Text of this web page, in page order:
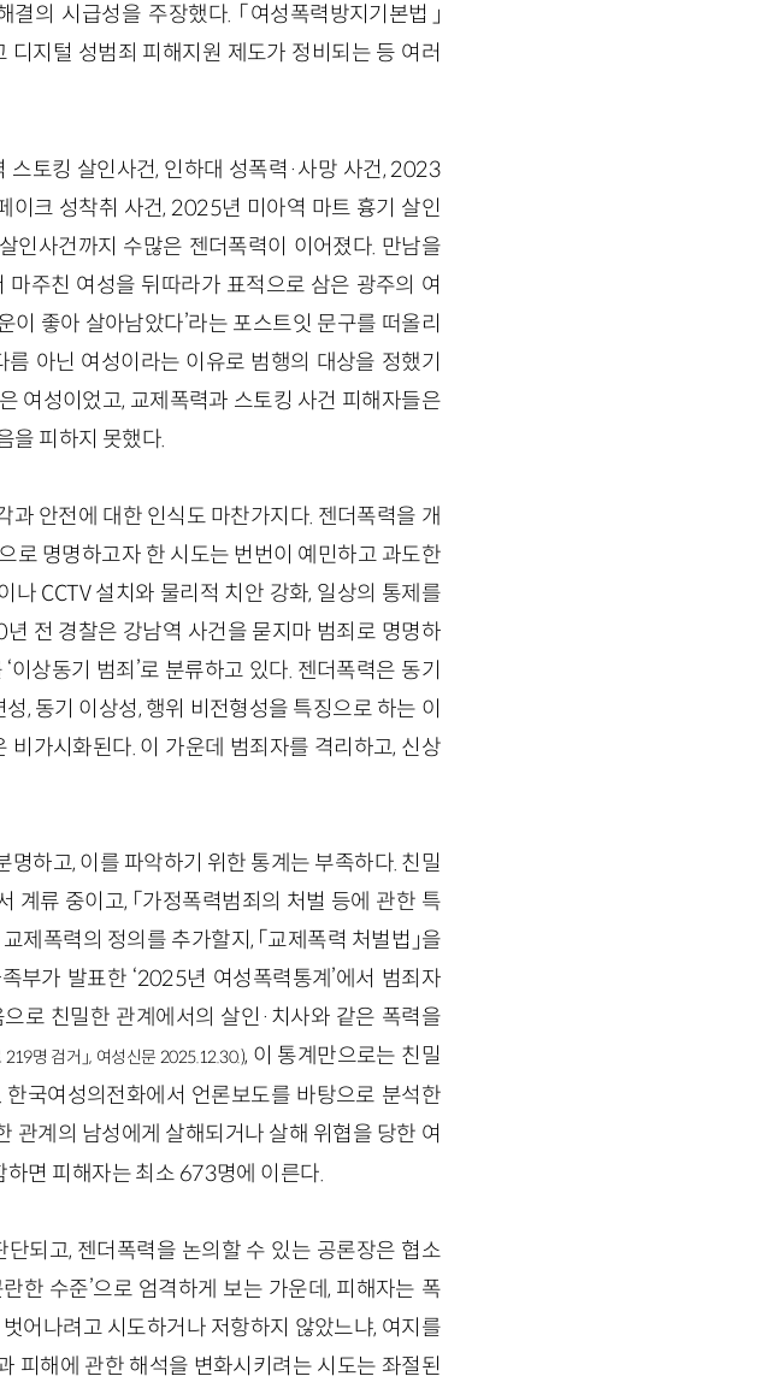
의 시급성을 주장했다. 「여성폭력방지기본법」
디지털 성범죄 피해지원 제도가 정비되는 등 여러
토킹 살인사건, 인하대 성폭력·사망 사건, 2023
크 성착취 사건, 2025년 미아역 마트 흉기 살인
인사건까지 수많은 젠더폭력이 이어졌다. 만남을
주친 여성을 뒤따라가 표적으로 삼은 광주의 여
이 좋아 살아남았다’라는 포스트잇 문구를 떠올리
아닌 여성이라는 이유로 범행의 대상을 정했기
여성이었고, 교제폭력과 스토킹 사건 피해자들은
을 피하지 못했다.
안전에 대한 인식도 마찬가지다. 젠더폭력을 개
로 명명하고자 한 시도는 번번이 예민하고 과도한
CCTV 설치와 물리적 치안 강화, 일상의 통제를
전 경찰은 강남역 사건을 묻지마 범죄로 명명하
상동기 범죄’로 분류하고 있다. 젠더폭력은 동기
, 동기 이상성, 행위 비전형성을 특징으로 하는 이
가시화된다. 이 가운데 범죄자를 격리하고, 신상
하고, 이를 파악하기 위한 통계는 부족하다. 친밀
류 중이고, 「가정폭력범죄의 처벌 등에 관한 특
제폭력의 정의를 추가할지, 「교제폭력 처벌법」을
부가 발표한 ‘2025년 여성폭력통계’에서 범죄자
로 친밀한 관계에서의 살인·치사와 같은 폭력을
명 검거」, 여성신문 2025.12.30.), 이 통계만으로는 친밀
국여성의전화에서 언론보도를 바탕으로 분석한
관계의 남성에게 살해되거나 살해 위협을 당한 여
하면 피해자는 최소 673명에 이른다.
되고, 젠더폭력을 논의할 수 있는 공론장은 협소
한 수준’으로 엄격하게 보는 가운데, 피해자는 폭
어나려고 시도하거나 저항하지 않았느냐, 여지를
피해에 관한 해석을 변화시키려는 시도는 좌절된